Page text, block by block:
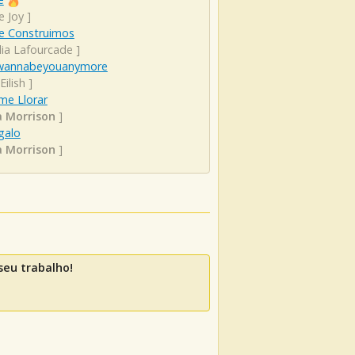
Joy]
Construimos
Lafourcade ]
]
Llorar
Morrison ]
Morrison ]
trabalho!